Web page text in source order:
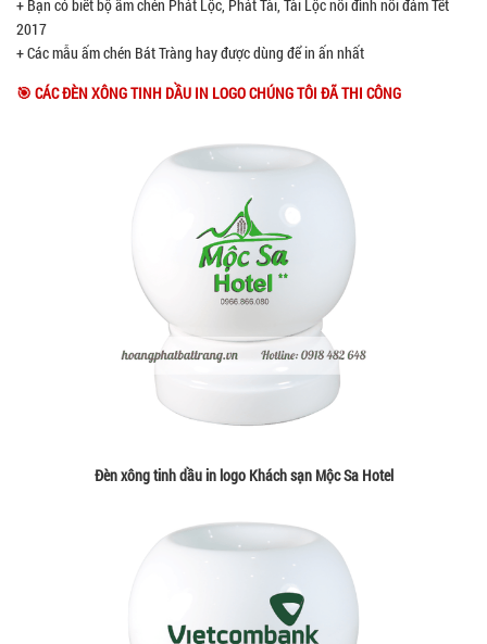
+ Bạn có biết bộ ấm chén Phát Lộc, Phát Tài, Tài Lộc nổi đình nổi đám Tết
2017
+ Các mẫu ấm chén Bát Tràng hay được dùng để in ấn nhất
🎯 CÁC ĐÈN XÔNG TINH DẦU IN LOGO CHÚNG TÔI ĐÃ THI CÔNG
Đèn xông tinh dầu in logo Khách sạn Mộc Sa Hotel